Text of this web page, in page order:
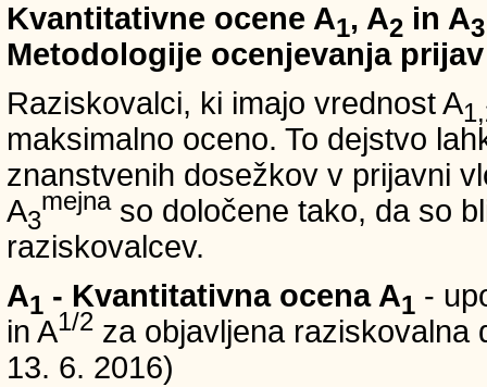
Kvantitativne ocene A1, A2 in A3
Metodologije ocenjevanja
Raziskovalci, ki imajo vrednost A
maksimalno oceno. To dejstvo
znanstvenih dosežkov v prijavni
A3
mejnaso določene tako, da so
raziskovalcev.
A1 - Kvantitativna ocena A1 -
in A1/2 za objavljena raziskovalna
13. 6. 2016)